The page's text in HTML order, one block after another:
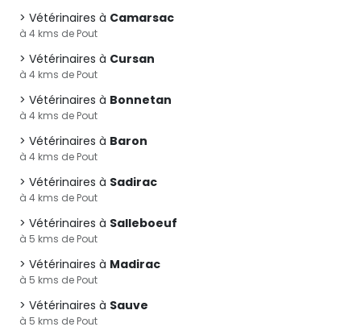
Vétérinaires à Camarsac
à 4 kms de Pout
Vétérinaires à Cursan
à 4 kms de Pout
Vétérinaires à Bonnetan
à 4 kms de Pout
Vétérinaires à Baron
à 4 kms de Pout
Vétérinaires à Sadirac
à 4 kms de Pout
Vétérinaires à Salleboeuf
à 5 kms de Pout
Vétérinaires à Madirac
à 5 kms de Pout
Vétérinaires à Sauve
à 5 kms de Pout